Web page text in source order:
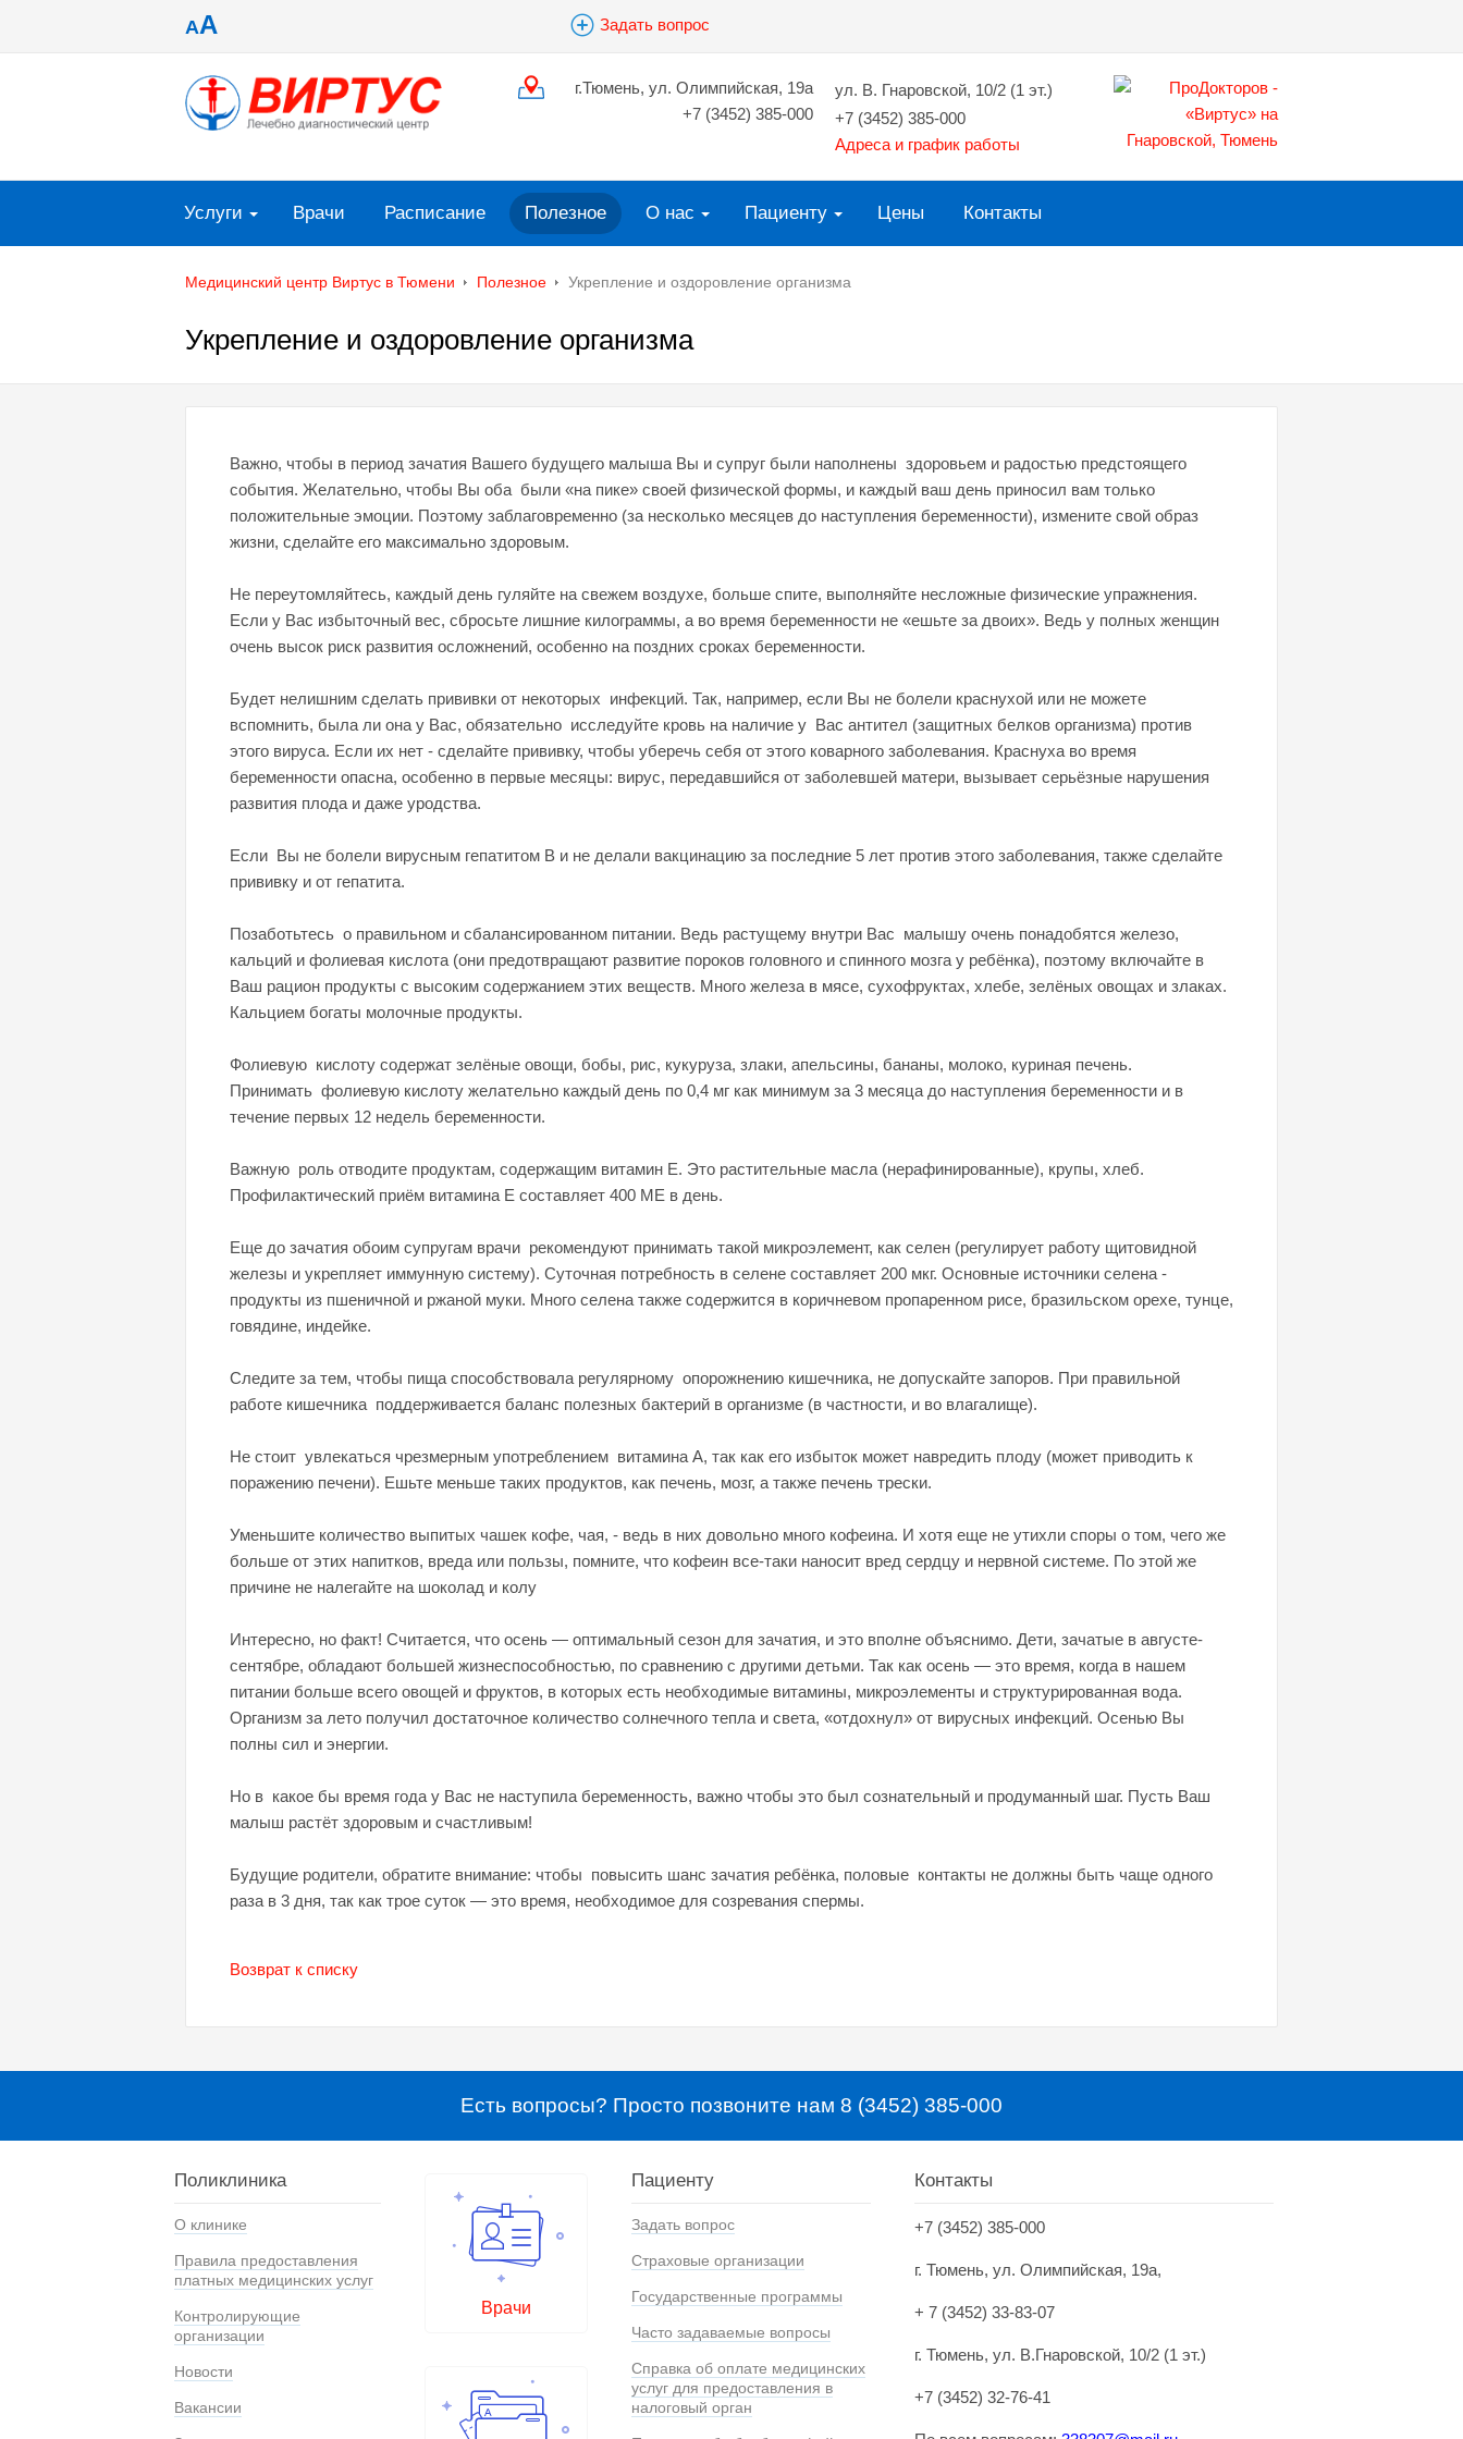
AA Задать вопрос
г.Тюмень, ул. Олимпийская, 19а
+7 (3452) 385-000
ул. В. Гнаровской, 10/2 (1 эт.)
+7 (3452) 385-000
Адреса и график работы
Услуги Врачи Расписание Полезное О нас Пациенту Цены Контакты
Медицинский центр Виртус в Тюмени Полезное Укрепление и оздоровление организма
Укрепление и оздоровление организма
Важно, чтобы в период зачатия Вашего будущего малыша Вы и супруг были наполнены здоровьем и радостью предстоящего
события. Желательно, чтобы Вы оба были «на пике» своей физической формы, и каждый ваш день приносил вам только
положительные эмоции. Поэтому заблаговременно (за несколько месяцев до наступления беременности), измените свой образ
жизни, сделайте его максимально здоровым.
Не переутомляйтесь, каждый день гуляйте на свежем воздухе, больше спите, выполняйте несложные физические упражнения.
Если у Вас избыточный вес, сбросьте лишние килограммы, а во время беременности не «ешьте за двоих». Ведь у полных женщин
очень высок риск развития осложнений, особенно на поздних сроках беременности.
Будет нелишним сделать прививки от некоторых инфекций. Так, например, если Вы не болели краснухой или не можете
вспомнить, была ли она у Вас, обязательно исследуйте кровь на наличие у Вас антител (защитных белков организма) против
этого вируса. Если их нет - сделайте прививку, чтобы уберечь себя от этого коварного заболевания. Краснуха во время
беременности опасна, особенно в первые месяцы: вирус, передавшийся от заболевшей матери, вызывает серьёзные нарушения
развития плода и даже уродства.
Если Вы не болели вирусным гепатитом В и не делали вакцинацию за последние 5 лет против этого заболевания, также сделайте
прививку и от гепатита.
Позаботьтесь о правильном и сбалансированном питании. Ведь растущему внутри Вас малышу очень понадобятся железо,
кальций и фолиевая кислота (они предотвращают развитие пороков головного и спинного мозга у ребёнка), поэтому включайте в
Ваш рацион продукты с высоким содержанием этих веществ. Много железа в мясе, сухофруктах, хлебе, зелёных овощах и злаках.
Кальцием богаты молочные продукты.
Фолиевую кислоту содержат зелёные овощи, бобы, рис, кукуруза, злаки, апельсины, бананы, молоко, куриная печень.
Принимать фолиевую кислоту желательно каждый день по 0,4 мг как минимум за 3 месяца до наступления беременности и в
течение первых 12 недель беременности.
Важную роль отводите продуктам, содержащим витамин Е. Это растительные масла (нерафинированные), крупы, хлеб.
Профилактический приём витамина Е составляет 400 МЕ в день.
Еще до зачатия обоим супругам врачи рекомендуют принимать такой микроэлемент, как селен (регулирует работу щитовидной
железы и укрепляет иммунную систему). Суточная потребность в селене составляет 200 мкг. Основные источники селена -
продукты из пшеничной и ржаной муки. Много селена также содержится в коричневом пропаренном рисе, бразильском орехе, тунце,
говядине, индейке.
Следите за тем, чтобы пища способствовала регулярному опорожнению кишечника, не допускайте запоров. При правильной
работе кишечника поддерживается баланс полезных бактерий в организме (в частности, и во влагалище).
Не стоит увлекаться чрезмерным употреблением витамина А, так как его избыток может навредить плоду (может приводить к
поражению печени). Ешьте меньше таких продуктов, как печень, мозг, а также печень трески.
Уменьшите количество выпитых чашек кофе, чая, - ведь в них довольно много кофеина. И хотя еще не утихли споры о том, чего же
больше от этих напитков, вреда или пользы, помните, что кофеин все-таки наносит вред сердцу и нервной системе. По этой же
причине не налегайте на шоколад и колу
Интересно, но факт! Считается, что осень — оптимальный сезон для зачатия, и это вполне объяснимо. Дети, зачатые в августе-
сентябре, обладают большей жизнеспособностью, по сравнению с другими детьми. Так как осень — это время, когда в нашем
питании больше всего овощей и фруктов, в которых есть необходимые витамины, микроэлементы и структурированная вода.
Организм за лето получил достаточное количество солнечного тепла и света, «отдохнул» от вирусных инфекций. Осенью Вы
полны сил и энергии.
Но в какое бы время года у Вас не наступила беременность, важно чтобы это был сознательный и продуманный шаг. Пусть Ваш
малыш растёт здоровым и счастливым!
Будущие родители, обратите внимание: чтобы повысить шанс зачатия ребёнка, половые контакты не должны быть чаще одного
раза в 3 дня, так как трое суток — это время, необходимое для созревания спермы.
Возврат к списку
Есть вопросы? Просто позвоните нам 8 (3452) 385-000
Поликлиника
О клинике
Правила предоставления
платных медицинских услуг
Контролирующие
организации
Новости
Вакансии
Врачи
Пациенту
Задать вопрос
Страховые организации
Государственные программы
Часто задаваемые вопросы
Справка об оплате медицинских
услуг для предоставления в
налоговый орган
Контакты
+7 (3452) 385-000
г. Тюмень, ул. Олимпийская, 19а,
+ 7 (3452) 33-83-07
г. Тюмень, ул. В.Гнаровской, 10/2 (1 эт.)
+7 (3452) 32-76-41